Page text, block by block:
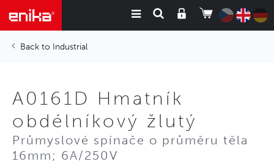
Industrial
A0161D Hmatník
obdélníkový žlutý
Průmyslové spínače o průměru těla
16mm; 6A/250V